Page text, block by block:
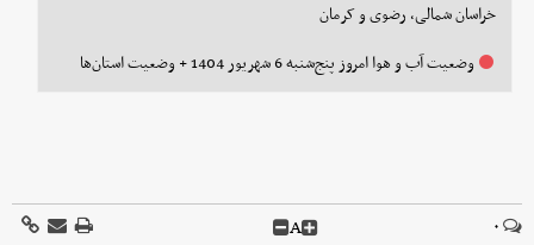
خراسان شمالی، رضوی و کرمان
وضعیت آب و هوا امروز پنج‌شنبه 6 شهریور 1404 + وضعیت استان‌ها
۰ A